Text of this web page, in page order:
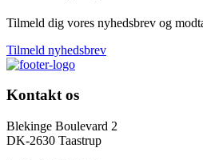
Tilmeld dig vores nyhedsbrev og
Tilmeld nyhedsbrev
Kontakt os
Blekinge Boulevard 2
DK-2630 Taastrup